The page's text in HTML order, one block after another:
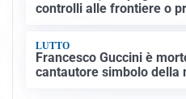
controlli alle frontiere o
LUTTO
Francesco Guccini è
cantautore simbolo della